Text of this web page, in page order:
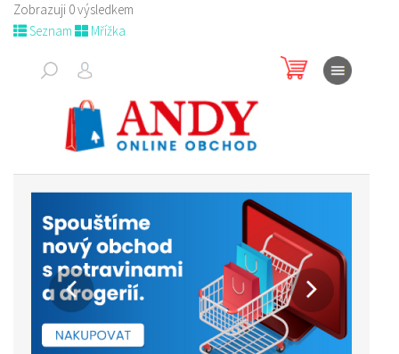
Zobrazuji 0 výsledkem
Seznam
Mřížka